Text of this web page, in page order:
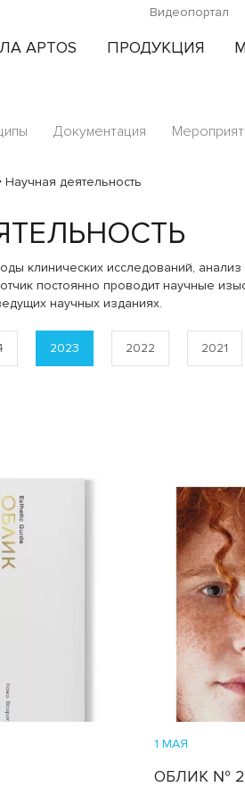
Видеопортал
APTOS ПРОДУКЦИЯ
Документация
Научная деятельность
клинических исследований,
постоянно проводит научные
научных изданиях.
2023 2022 2021
1 МАЯ
ОБЛИК № 2